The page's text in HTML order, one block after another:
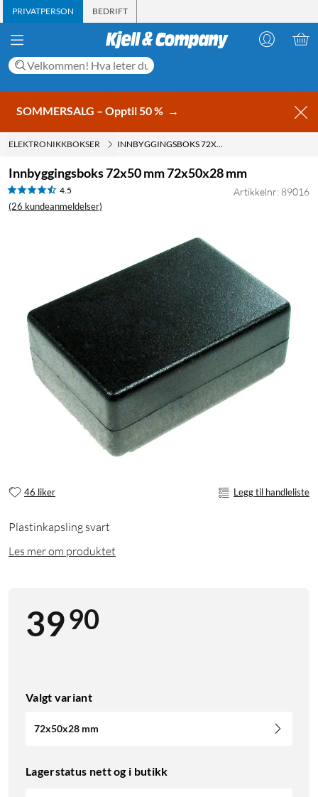
PRIVATPERSON BEDRIFT
SOMMERSALG – Opptil 50 % →
ELEKTRONIKKBOKSER INNBYGGINGSBOKS 72X50 MM 72X50X28 MM
Innbyggingsboks 72x50 mm 72x50x28 mm
4.5
(26 kundeanmeldelser)
Artikkelnr: 89016
46 liker Legg til handleliste
Plastinkapsling svart
Les mer om produktet
3990
Valgt variant
72x50x28 mm
Lagerstatus nett og i butikk